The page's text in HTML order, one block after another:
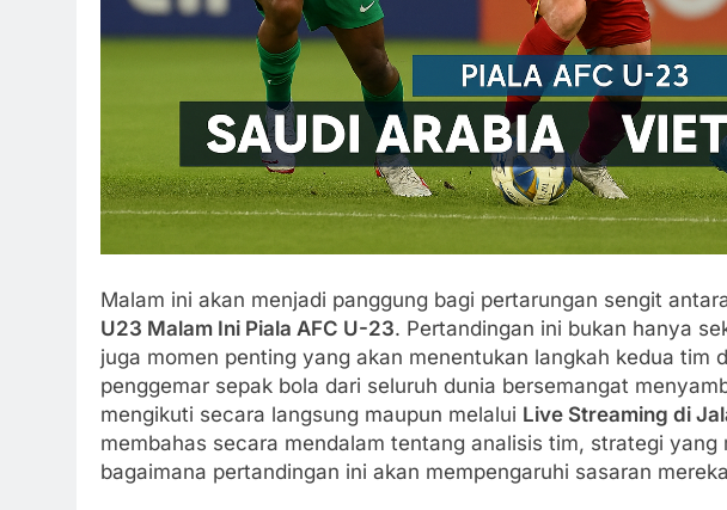
Malam ini akan menjadi panggung bagi pertarungan sengit
U23 Malam Ini Piala AFC U-23. Pertandingan ini bukan hanya
juga momen penting yang akan menentukan langkah kedua tim
penggemar sepak bola dari seluruh dunia bersemangat
mengikuti secara langsung maupun melalui Live Streaming di
membahas secara mendalam tentang analisis tim, strategi yang
bagaimana pertandingan ini akan mempengaruhi sasaran